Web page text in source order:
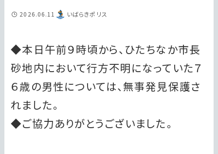
2026.06.11 いばらきポリス
◆本日午前９時頃から、ひたちなか市長
砂地内において行方不明になっていた７
６歳の男性については、無事発見保護さ
れました。
◆ご協力ありがとうございました。